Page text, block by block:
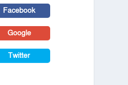
Facebook
Google
Twitter